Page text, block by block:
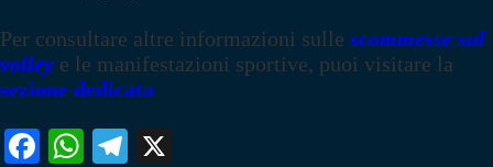
Per consultare altre informazioni sulle scommesse sul
volley e le manifestazioni sportive, puoi visitare la
sezione dedicata
Fa W
Te